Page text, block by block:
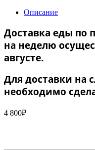
Описание
Доставка еды по
на неделю
августе.
Для доставки на
необходимо
4 800₽